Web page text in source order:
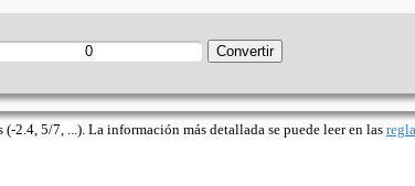
2.4, 5/7, ...). La información más detallada se puede leer en las